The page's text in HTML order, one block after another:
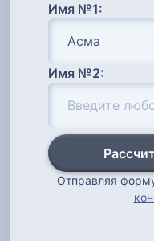
Имя №1:
Имя №2:
Отправляя